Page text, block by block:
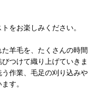
をお楽しみください。
羊毛を、たくさんの時間
つけて織り上げていきま
作業、毛足の刈り込みや
す。